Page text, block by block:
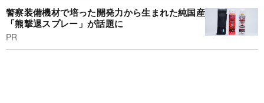
警察装備機材で培った開発力から生まれた純国産
「熊撃退スプレー」が話題に
PR